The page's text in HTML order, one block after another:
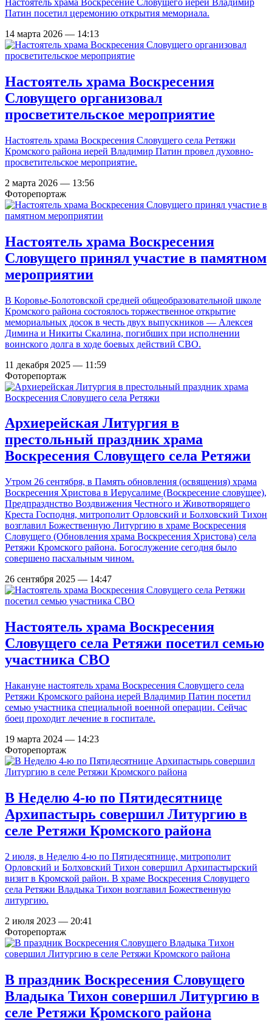
Патин посетил церемонию открытия мемориала.
14 марта 2026 — 14:13
Настоятель храма Воскресения
Словущего организовал
просветительское мероприятие
Настоятель храма Воскресения Словущего села Ретяжи
Кромского района иерей Владимир Патин провел духовно-
просветительское мероприятие.
2 марта 2026 — 13:56
Фоторепортаж
Настоятель храма Воскресения
Словущего принял участие в памятном
мероприятии
В Коровье-Болотовской средней общеобразовательной школе
Кромского района состоялось торжественное открытие
мемориальных досок в честь двух выпускников — Алексея
Димина и Никиты Скалина, погибших при исполнении
воинского долга в ходе боевых действий СВО.
11 декабря 2025 — 11:59
Фоторепортаж
Архиерейская Литургия в
престольный праздник храма
Воскресения Словущего села Ретяжи
Утром 26 сентября, в Память обновления (освящения) храма
Воскресения Христова в Иерусалиме (Воскресение слову́щее),
Предпразднство Воздвижения Честно́го и Животворящего
Креста Господня, митрополит Орловский и Болховский Тихон
возглавил Божественную Литургию в храме Воскресения
Словущего (Обновления храма Воскресения Христова) села
Ретяжи Кромского района. Богослужение сегодня было
совершено пасхальным чином.
26 сентября 2025 — 14:47
Настоятель храма Воскресения
Словущего села Ретяжи посетил семью
участника СВО
Накануне настоятель храма Воскресения Словущего села
Ретяжи Кромского района иерей Владимир Патин посетил
семью участника специальной военной операции. Сейчас
боец проходит лечение в госпитале.
19 марта 2024 — 14:23
Фоторепортаж
В Неделю 4-ю по Пятидесятнице
Архипастырь совершил Литургию в
селе Ретяжи Кромского района
2 июля, в Неделю 4-ю по Пятидесятнице, митрополит
Орловский и Болховский Тихон совершил Архипастырский
визит в Кромской район. В храме Воскресения Словущего
села Ретяжи Владыка Тихон возглавил Божественную
литургию.
2 июля 2023 — 20:41
Фоторепортаж
В праздник Воскресения Словущего
Владыка Тихон совершил Литургию в
селе Ретяжи Кромского района